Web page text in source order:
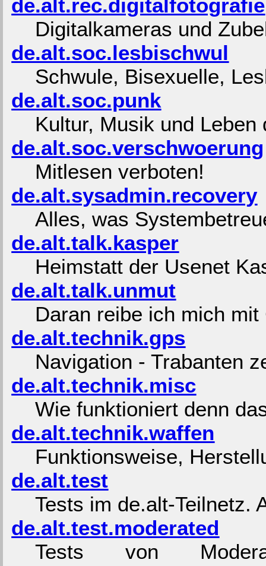
de.alt.rec.digitalfotografie
Digitalkameras und
de.alt.soc.lesbischwul
Schwule, Bisexuelle,
de.alt.soc.punk
Kultur, Musik und Leben
de.alt.soc.verschwoerung
Mitlesen verboten!
de.alt.sysadmin.recovery
Alles, was
de.alt.talk.kasper
Heimstatt der Usenet
de.alt.talk.unmut
Daran reibe ich mich mit
de.alt.technik.gps
Navigation - Trabanten
de.alt.technik.misc
Wie funktioniert denn
de.alt.technik.waffen
Funktionsweise,
de.alt.test
Tests im de.alt-Teilnetz.
de.alt.test.moderated
Tests von